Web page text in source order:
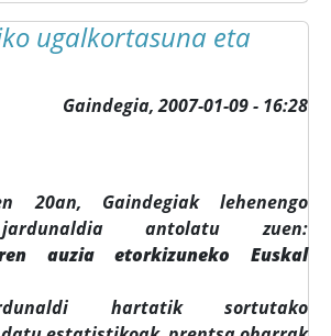
ugalkortasuna eta
Gaindegia,2007-01-09 - 16:28
20an, Gaindegiak lehenengo
antolatu zuen:
auzia etorkizuneko Euskal
hartatik sortutako